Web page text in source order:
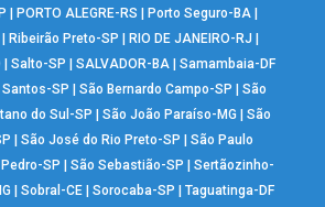
PORTO ALEGRE-RS Porto Seguro-BA
Ribeirão Preto-SP RIO DE JANEIRO-RJ
Salto-SP SALVADOR-BA| Samambaia-DF
|Santos-SP |São Bernardo Campo-SP |São
do Sul-SP |São João Paraíso-MG |São
|São José do Rio Preto-SP |São Paulo
SP |São Sebastião-SP |Sertãozinho-
|Sobral-CE |Sorocaba-SP |Taguatinga-DF